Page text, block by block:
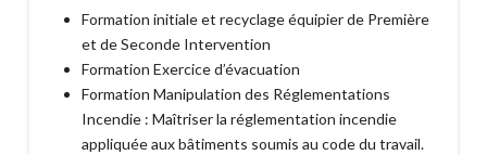
Formation initiale et recyclage équipier de Première
et de Seconde Intervention
Formation Exercice d’évacuation
Formation Manipulation des Réglementations
Incendie : Maîtriser la réglementation incendie
appliquée aux bâtiments soumis au code du travail.